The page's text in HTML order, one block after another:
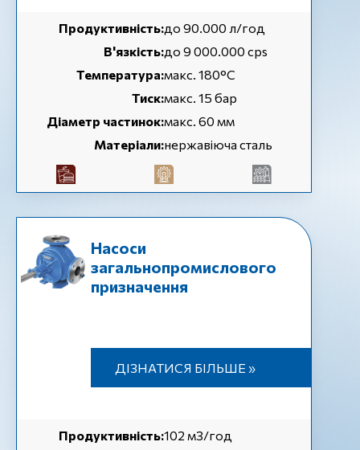
Продуктивність:до 90.000 л/год
В'язкість:до 9 000.000 cps
Температура:макс. 180°C
Тиск:макс. 15 бар
Діаметр частинок:макс. 60 мм
Матеріали:нержавіюча сталь
Насоси
загальнопромислового
призначення
ДІЗНАТИСЯ БІЛЬШЕ »
Продуктивність:102 м3/год